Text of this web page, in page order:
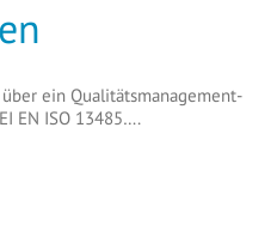
ein Qualitätsmanagement-
EN ISO 13485….